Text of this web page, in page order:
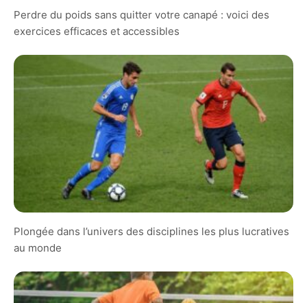
Perdre du poids sans quitter votre canapé : voici des
exercices efficaces et accessibles
Plongée dans l’univers des disciplines les plus lucratives
au monde